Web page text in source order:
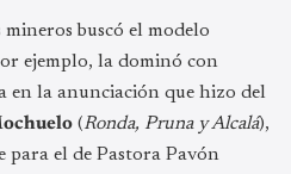
buscó el modelo
ejemplo, la dominó con
en la anunciación que hizo del
(Ronda, Pruna y Alcalá),
para el de Pastora Pavón